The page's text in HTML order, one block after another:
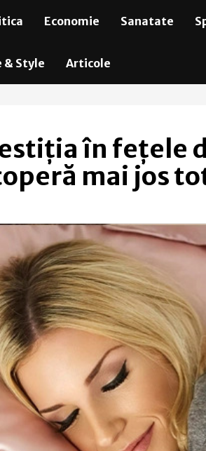
Economie Sanatate
& Style Articole
în fețele
mai jos